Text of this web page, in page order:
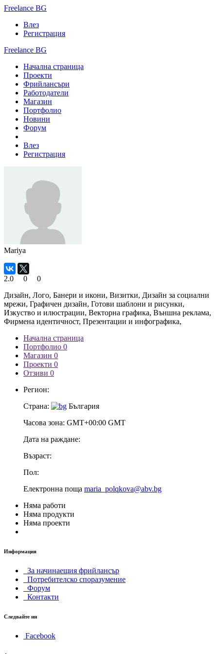
Freelance BG
Влез
Регистрация
Freelance BG
Начална страница
Проекти
Фрийлансъри
Работодатели
Магазин
Портфолио
Новини
Форум
Влез
Регистрация
Mariya
2.0 0
0
Дизайн, Лого, Банери и икони, Визитки, Дизайн за социални
мрежи, Графичен дизайн, Готови шаблони и рисунки,
Изкуство и илюстрации, Векторна графика, Външна реклама,
Фирмена идентичност, Презентации и инфографика,
Начална страница
Портфолио 0
Магазин 0
Проекти 0
Отзиви 0
Регион:
Страна:
България
Часова зона: GMT+00:00 GMT
Дата на раждане:
Възраст:
Пол:
Електронна поща maria_polqkova@abv.bg
Няма работи
Няма продукти
Няма проекти
Информация
За начинаещия фрийлансър
Потребителско споразумение
Форум
Контакти
Следвайте ни
Facebook